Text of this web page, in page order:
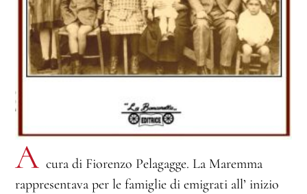
A cura di Fiorenzo Pelagagge. La Maremma
rappresentava per le famiglie di emigrati all’ inizio